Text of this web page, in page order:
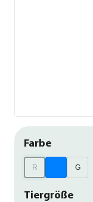
Farbe
R G
Tiergröße